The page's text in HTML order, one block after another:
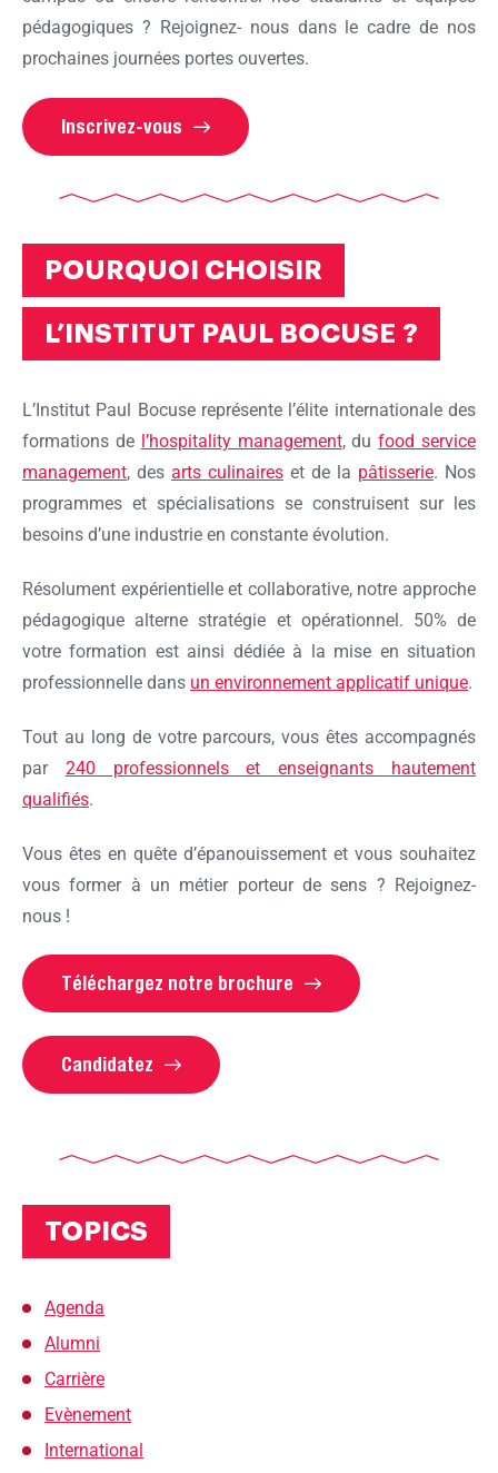
pédagogiques ? Rejoignez- nous dans le cadre de nos
prochaines journées portes ouvertes.
Inscrivez-vous
POURQUOI CHOISIR
L’INSTITUT PAUL BOCUSE ?
L’Institut Paul Bocuse représente l’élite internationale des
formations de l’hospitality management, dufood service
management, des arts culinaires et de la pâtisserie. Nos
programmes et spécialisations se construisent sur les
besoins d’une industrie en constante évolution.
Résolument expérientielle et collaborative, notre approche
pédagogique alterne stratégie et opérationnel. 50% de
votre formation est ainsi dédiée à la mise en situation
professionnelle dans un environnement applicatif unique.
Tout au long de votre parcours, vous êtes accompagnés
par 240 professionnels et enseignants hautement
qualifiés.
Vous êtes en quête d’épanouissement et vous souhaitez
vous former à un métier porteur de sens ? Rejoignez-
nous !
Téléchargez notre brochure
Candidatez
TOPICS
Agenda
Alumni
Carrière
Evènement
International